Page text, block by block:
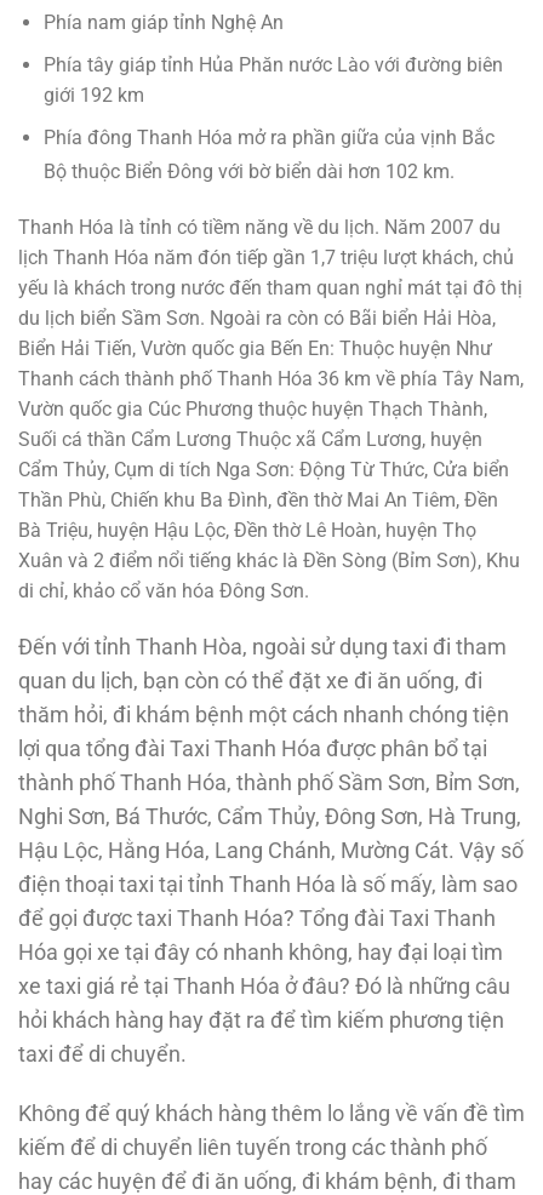
Phía nam giáp tỉnh Nghệ An
Phía tây giáp tỉnh Hủa Phăn nước Lào với đường biên
giới 192 km
Phía đông Thanh Hóa mở ra phần giữa của vịnh Bắc
Bộ thuộc Biển Đông với bờ biển dài hơn 102 km.
Thanh Hóa là tỉnh có tiềm năng về du lịch. Năm 2007 du
lịch Thanh Hóa năm đón tiếp gần 1,7 triệu lượt khách, chủ
yếu là khách trong nước đến tham quan nghỉ mát tại đô thị
du lịch biển Sầm Sơn. Ngoài ra còn có Bãi biển Hải Hòa,
Biển Hải Tiến, Vườn quốc gia Bến En: Thuộc huyện Như
Thanh cách thành phố Thanh Hóa 36 km về phía Tây Nam,
Vườn quốc gia Cúc Phương thuộc huyện Thạch Thành,
Suối cá thần Cẩm Lương Thuộc xã Cẩm Lương, huyện
Cẩm Thủy, Cụm di tích Nga Sơn: Động Từ Thức, Cửa biển
Thần Phù, Chiến khu Ba Đình, đền thờ Mai An Tiêm, Đền
Bà Triệu, huyện Hậu Lộc, Đền thờ Lê Hoàn, huyện Thọ
Xuân và 2 điểm nổi tiếng khác là Đền Sòng (Bỉm Sơn), Khu
di chỉ, khảo cổ văn hóa Đông Sơn.
Đến với tỉnh Thanh Hòa, ngoài sử dụng taxi đi tham
quan du lịch, bạn còn có thể đặt xe đi ăn uống, đi
thăm hỏi, đi khám bệnh một cách nhanh chóng tiện
lợi qua tổng đài Taxi Thanh Hóa được phân bổ tại
thành phố Thanh Hóa, thành phố Sầm Sơn, Bỉm Sơn,
Nghi Sơn, Bá Thước, Cẩm Thủy, Đông Sơn, Hà Trung,
Hậu Lộc, Hằng Hóa, Lang Chánh, Mường Cát. Vậy số
điện thoại taxi tại tỉnh Thanh Hóa là số mấy, làm sao
để gọi được taxi Thanh Hóa? Tổng đài Taxi Thanh
Hóa gọi xe tại đây có nhanh không, hay đại loại tìm
xe taxi giá rẻ tại Thanh Hóa ở đâu? Đó là những câu
hỏi khách hàng hay đặt ra để tìm kiếm phương tiện
taxi để di chuyển.
Không để quý khách hàng thêm lo lắng về vấn đề tìm
kiếm để di chuyển liên tuyến trong các thành phố
hay các huyện để đi ăn uống, đi khám bệnh, đi tham